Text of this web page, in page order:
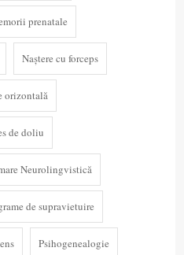
prenatale
Naștere cu forceps
orizontală
de doliu
Neurolingvistică
de supravietuire
Psihogenealogie